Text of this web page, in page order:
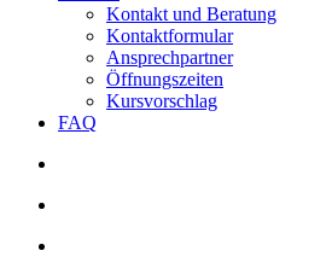
Kontakt und Beratung
Kontaktformular
Ansprechpartner
Öffnungszeiten
Kursvorschlag
FAQ